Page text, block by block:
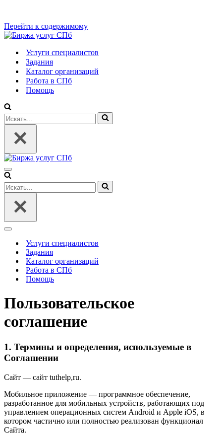
Перейти к содержимому
Услуги специалистов
Задания
Каталог организаций
Работа в СПб
Помощь
Искать...
Меню
навигации
Искать...
Меню
навигацииУслуги специалистов
Задания
Каталог организаций
Работа в СПб
Помощь
Пользовательское
соглашение
1. Термины и определения, используемые в
Соглашении
Сайт — сайт tuthelp,ru.
Мобильное приложение — программное обеспечение,
разработанное для мобильных устройств, работающих под
управлением операционных систем Android и Apple iOS, в
котором частично или полностью реализован функционал
Сайта.